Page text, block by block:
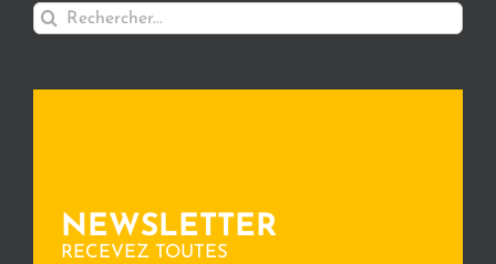
Rechercher:
NEWSLETTER
RECEVEZ TOUTES